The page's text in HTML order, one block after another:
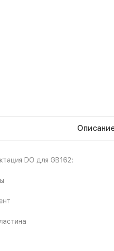
DO для GB162: